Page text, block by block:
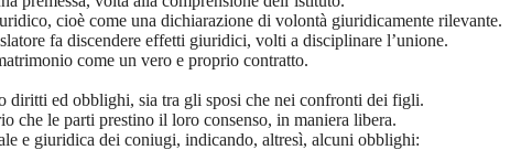
cioè come una dichiarazione di volontà giuridicamente rilevante.
fa discendere effetti giuridici, volti a disciplinare l’unione.
come un vero e proprio contratto.
diritti ed obblighi, sia tra gli sposi che nei confronti dei figli.
che le parti prestino il loro consenso, in maniera libera.
e giuridica dei coniugi, indicando, altresì, alcuni obblighi: